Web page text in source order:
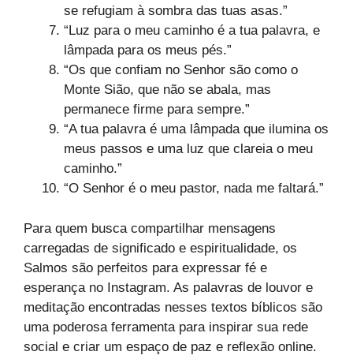
se refugiam à sombra das tuas asas.”
“Luz para o meu caminho é a tua palavra, e
lâmpada para os meus pés.”
“Os que confiam no Senhor são como o
Monte Sião, que não se abala, mas
permanece firme para sempre.”
“A tua palavra é uma lâmpada que ilumina os
meus passos e uma luz que clareia o meu
caminho.”
“O Senhor é o meu pastor, nada me faltará.”
Para quem busca compartilhar mensagens
carregadas de significado e espiritualidade, os
Salmos são perfeitos para expressar fé e
esperança no Instagram. As palavras de louvor e
meditação encontradas nesses textos bíblicos são
uma poderosa ferramenta para inspirar sua rede
social e criar um espaço de paz e reflexão online.